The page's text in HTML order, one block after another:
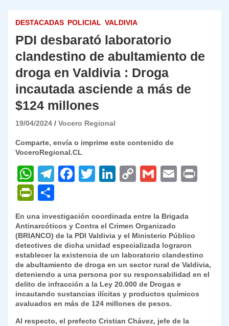
DESTACADAS POLICIAL VALDIVIA
PDI desbarató laboratorio
clandestino de abultamiento de
droga en Valdivia : Droga
incautada asciende a más de
$124 millones
19/04/2024 Vocero Regional
Comparte, envía o imprime este contenido de
VoceroRegional.CL
W
h
at
s
A
p
p
T
gr
a
m
F
e
b
o
o
k
T
er
Li
e
dI
n
C
y
Li
n
k
G
l
E
l
P
ri
nt
Fr
ie
n
dl
y
o
m
p
ar
tir
En una investigación coordinada entre la Brigada
Antinarcóticos y Contra el Crimen Organizado
(BRIANCO) de la PDI Valdivia y el Ministerio Público
detectives de dicha unidad especializada lograron
establecer la existencia de un laboratorio clandestino
de abultamiento de droga en un sector rural de Valdivia,
deteniendo a una persona por su responsabilidad en el
delito de infracción a la Ley 20.000 de Drogas e
incautando sustancias ilícitas y productos químicos
avaluados en más de 124 millones de pesos.
Al respecto, el prefecto Cristian Chávez, jefe de la